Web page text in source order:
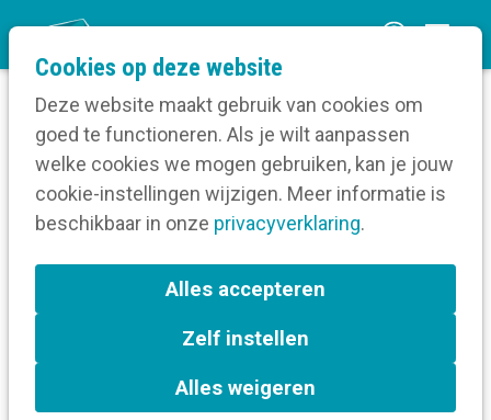
Cookies op deze website
Deze website maakt gebruik van cookies om
goed te functioneren. Als je wilt aanpassen
welke cookies we mogen gebruiken, kan je jouw
cookie-instellingen wijzigen. Meer informatie is
beschikbaar in onze privacyverklaring.
Alles accepteren
Zelf instellen
Alles weigeren
n
m
Home
Volg een opleiding
Meer over deze opleiding
Visueel scoren op
scherm en papier
donderdag 20 november 2025 van 09:30 uur tot
16:30 uur
AP Hogeschool Antwerpen